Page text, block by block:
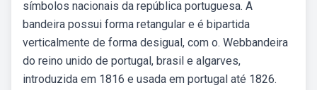
símbolos nacionais da república portuguesa. A
bandeira possui forma retangular e é bipartida
verticalmente de forma desigual, com o. Webbandeira
do reino unido de portugal, brasil e algarves,
introduzida em 1816 e usada em portugal até 1826.